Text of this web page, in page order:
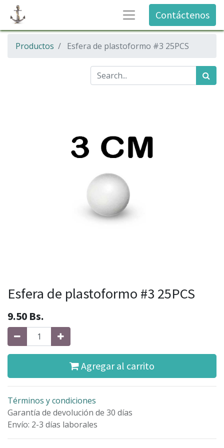
Contáctenos
Productos Esfera de plastoformo #3 25PCS
Esfera de plastoformo #3 25PCS
9.50 Bs.
Agregar al carrito
Términos y condiciones
Garantía de devolución de 30 días
Envío: 2-3 días laborales